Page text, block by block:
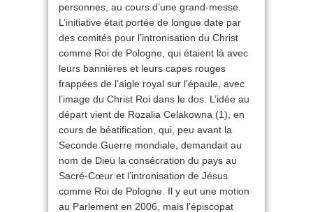
personnes, au cours d’une grand-messe.
L’initiative était portée de longue date par
des comités pour l’intronisation du Christ
comme Roi de Pologne, qui étaient là avec
leurs bannières et leurs capes rouges
frappées de l’aigle royal sur l’épaule, avec
l’image du Christ Roi dans le dos. L’idée au
départ vient de Rozalia Celakowna (1), en
cours de béatification, qui, peu avant la
Seconde Guerre mondiale, demandait au
nom de Dieu la consécration du pays au
Sacré-Cœur et l’intronisation de Jésus
comme Roi de Pologne. Il y eut une motion
au Parlement en 2006, mais l’épiscopat